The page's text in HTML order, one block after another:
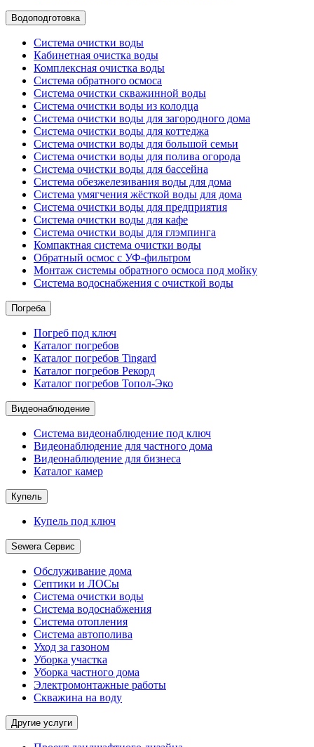
Водоподготовка
Система очистки воды
Кабинетная очистка воды
Комплексная очистка воды
Система обратного осмоса
Система очистки скважинной воды
Система очистки воды из колодца
Система очистки воды для загородного дома
Система очистки воды для коттеджа
Система очистки воды для большой семьи
Система очистки воды для полива огорода
Система очистки воды для бассейна
Система обезжелезивания воды для дома
Система умягчения жёсткой воды для дома
Система очистки воды для предприятия
Система очистки воды для кафе
Система очистки воды для глэмпинга
Компактная система очистки воды
Обратный осмос c УФ-фильтром
Монтаж системы обратного осмоса под мойку
Система водоснабжения с очисткой воды
Погреба
Погреб под ключ
Каталог погребов
Каталог погребов Tingard
Каталог погребов Рекорд
Каталог погребов Топол-Эко
Видеонаблюдение
Система видеонаблюдение под ключ
Видеонаблюдение для частного дома
Видеонаблюдение для бизнеса
Каталог камер
Купель
Купель под ключ
Sewera Сервис
Обслуживание дома
Септики и ЛОСы
Система очистки воды
Система водоснабжения
Система отопления
Система автополива
Уход за газоном
Уборка участка
Уборка частного дома
Электромонтажные работы
Скважина на воду
Другие услуги